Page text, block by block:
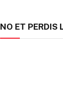
NO ET PERDIS